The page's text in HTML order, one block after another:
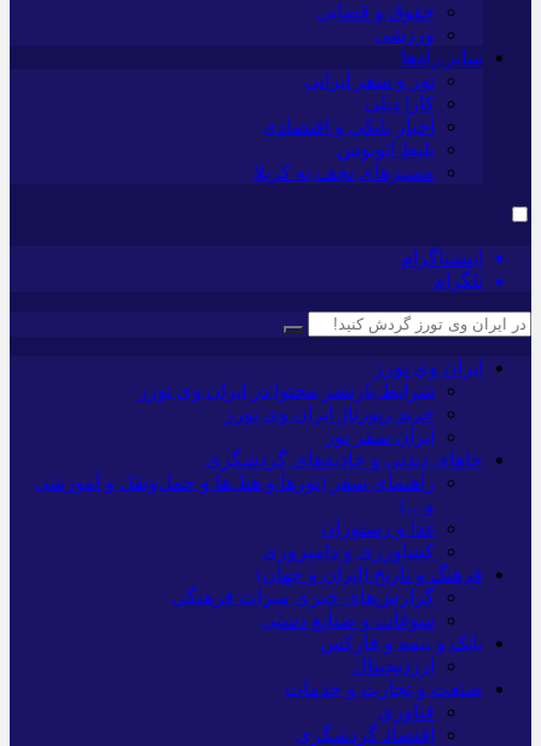
حقوق و قضایی
ورزشی
سایر راه‌ها
تور و سفر ایرانی
کارا دیلی
اخبار بانکی و اقتصادی
بلیط اتوبوس
مسیرهای نجف به کربلا
اینستاگرام
تلگرام
ایران وی تورز
شرایط بازنشر محتوا در ایران وی تورز
خرید رپورتاژ ایران وی تورز
ایران سفر تور
جاهای دیدنی و جاذبه‌های گردشگری
راهنمای سفر (تورها و هتل‌ها و حمل‌و‌نقل و آموزشی
و…)
غذا و رستوران
کشاورزی و دامپروری
فرهنگ و تاریخ (ایران و جهان)
گزارش‌های خبری میراث فرهنگی
سوغات و صنایع دستی
بانک و بیمه و فارکس
ارزدیجیتال
صنعت و تجارت و خدمات
فناوری
اقتصاد گردشگری